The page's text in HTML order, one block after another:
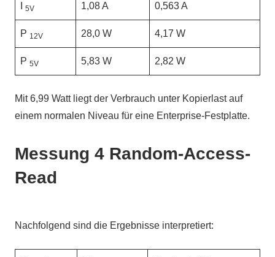
5V 1,08 A 0,563 A
P 12V 28,0 W 4,17 W
P 5V 5,83 W 2,82 W
Mit 6,99 Watt liegt der Verbrauch unter Kopierlast auf
einem normalen Niveau für eine Enterprise-Festplatte.
Messung 4 Random-Access-
Read
Nachfolgend sind die Ergebnisse interpretiert: